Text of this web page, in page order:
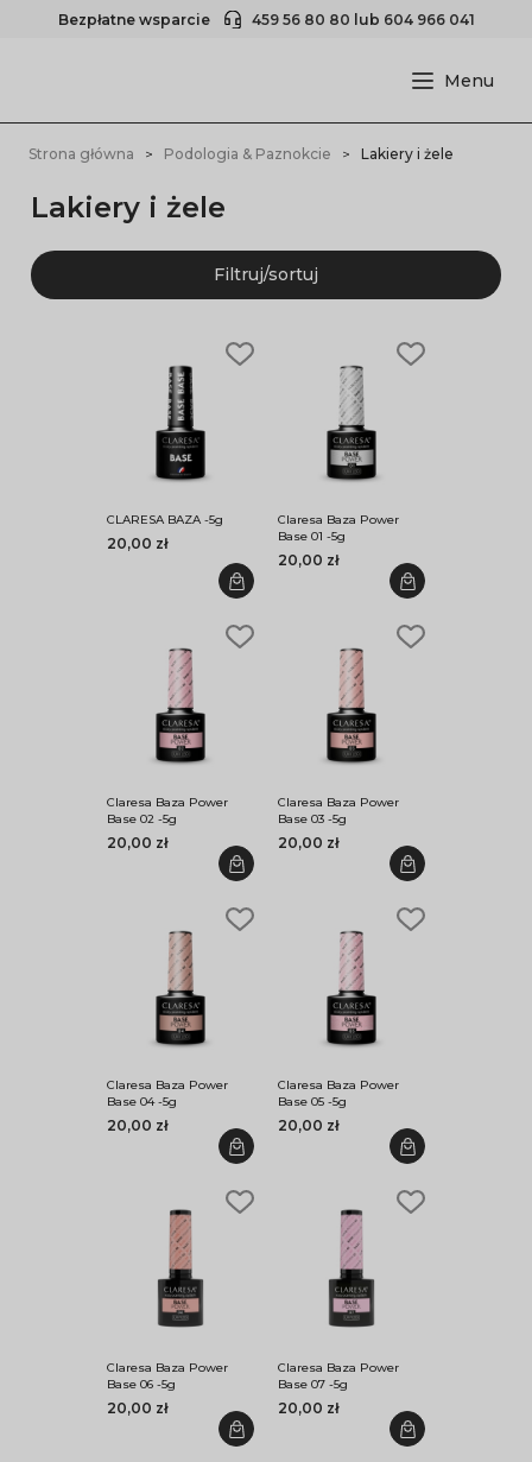
Bezpłatne wsparcie 459 56 80 80 lub 604 966 041
Strona główna Podologia & Paznokcie Lakiery i żele
Lakiery i żele
Filtruj/sortuj
CLARESA BAZA -5g
20,00 zł
Claresa Baza Power
Base 01 -5g
20,00 zł
Claresa Baza Power
Base 02 -5g
20,00 zł
Claresa Baza Power
Base 03 -5g
20,00 zł
Claresa Baza Power
Base 04 -5g
20,00 zł
Claresa Baza Power
Base 05 -5g
20,00 zł
Claresa Baza Power
Base 06 -5g
20,00 zł
Claresa Baza Power
Base 07 -5g
20,00 zł